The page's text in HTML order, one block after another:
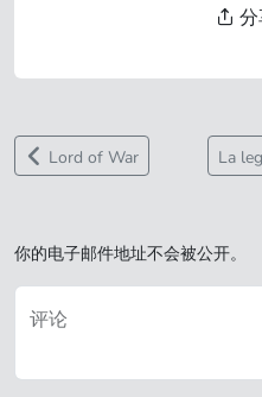
Lord of War La
你的电子邮件地址不会被公开。
评论